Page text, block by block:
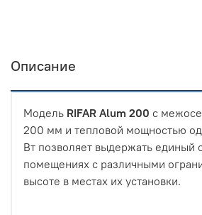
Описание
Модель RIFAR Alum 200 с
200 мм и тепловой мощностью
Вт позволяет выдержать единый
помещениях с различными
высоте в местах их установки.